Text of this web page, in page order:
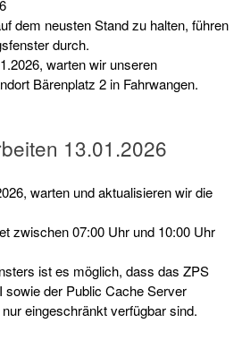
dem neusten Stand zu halten, führen
durch.
warten wir unseren
Bärenplatz 2 in Fahrwangen.
13.01.2026
warten und aktualisieren wir die
zwischen 07:00 Uhr und 10:00 Uhr
ist es möglich, dass das ZPS
sowie der Public Cache Server
eingeschränkt verfügbar sind.